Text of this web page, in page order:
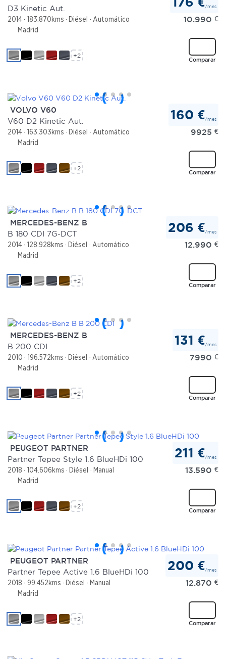
D3 Kinetic Aut.
2014 183.870kms Diésel
Automático
Madrid
/mes
10.990 €
Comparar
+2
VOLVO V60
V60 D2 Kinetic Aut.
2014 163.303kms Diésel
Automático
Madrid
160 €/mes
9925 €
Comparar
+2
MERCEDES-BENZ B
B 180 CDI 7G-DCT
2014 128.928kms Diésel
Automático
Madrid
206 €/mes
12.990 €
Comparar
+2
MERCEDES-BENZ B
B 200 CDI
2010 196.572kms Diésel
Automático
Madrid
131 €/mes
7990 €
Comparar
+2
PEUGEOT PARTNER
Partner Tepee Style 1.6 BlueHDi 100
2018 104.606kms Diésel
Manual
Madrid
211 €/mes
13.590 €
Comparar
+2
PEUGEOT PARTNER
Partner Tepee Active 1.6 BlueHDi 100
2018 99.452kms Diésel
Manual
Madrid
200 €/mes
12.870 €
Comparar
+2